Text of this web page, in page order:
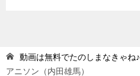
動画は無料でたのしまなきゃね♪
アニソン（内田雄馬）